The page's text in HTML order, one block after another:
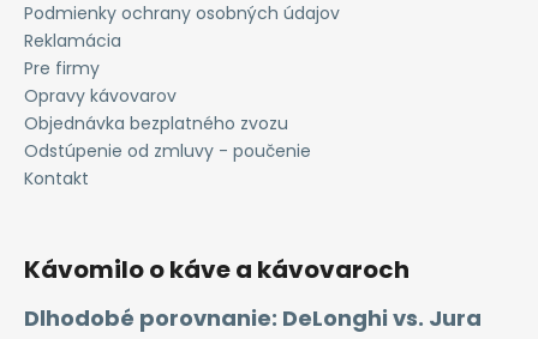
Podmienky ochrany osobných údajov
Reklamácia
Pre firmy
Opravy kávovarov
Objednávka bezplatného zvozu
Odstúpenie od zmluvy - poučenie
Kontakt
Kávomilo o káve a kávovaroch
Dlhodobé porovnanie: DeLonghi vs. Jura